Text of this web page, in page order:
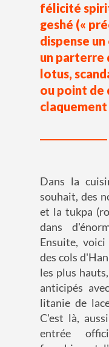
félicité
geshé («
dispense
un parterre
lotus,
ou point de
claquement
Dans la
souhait, des
et la tukpa
dans
Ensuite,
des cols
les plus
anticipés
litanie de
C'est là,
entrée